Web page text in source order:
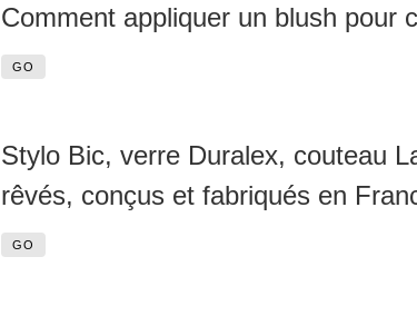
Comment appliquer un blush pour
GO
Stylo Bic, verre Duralex, couteau
rêvés, conçus et fabriqués en
GO